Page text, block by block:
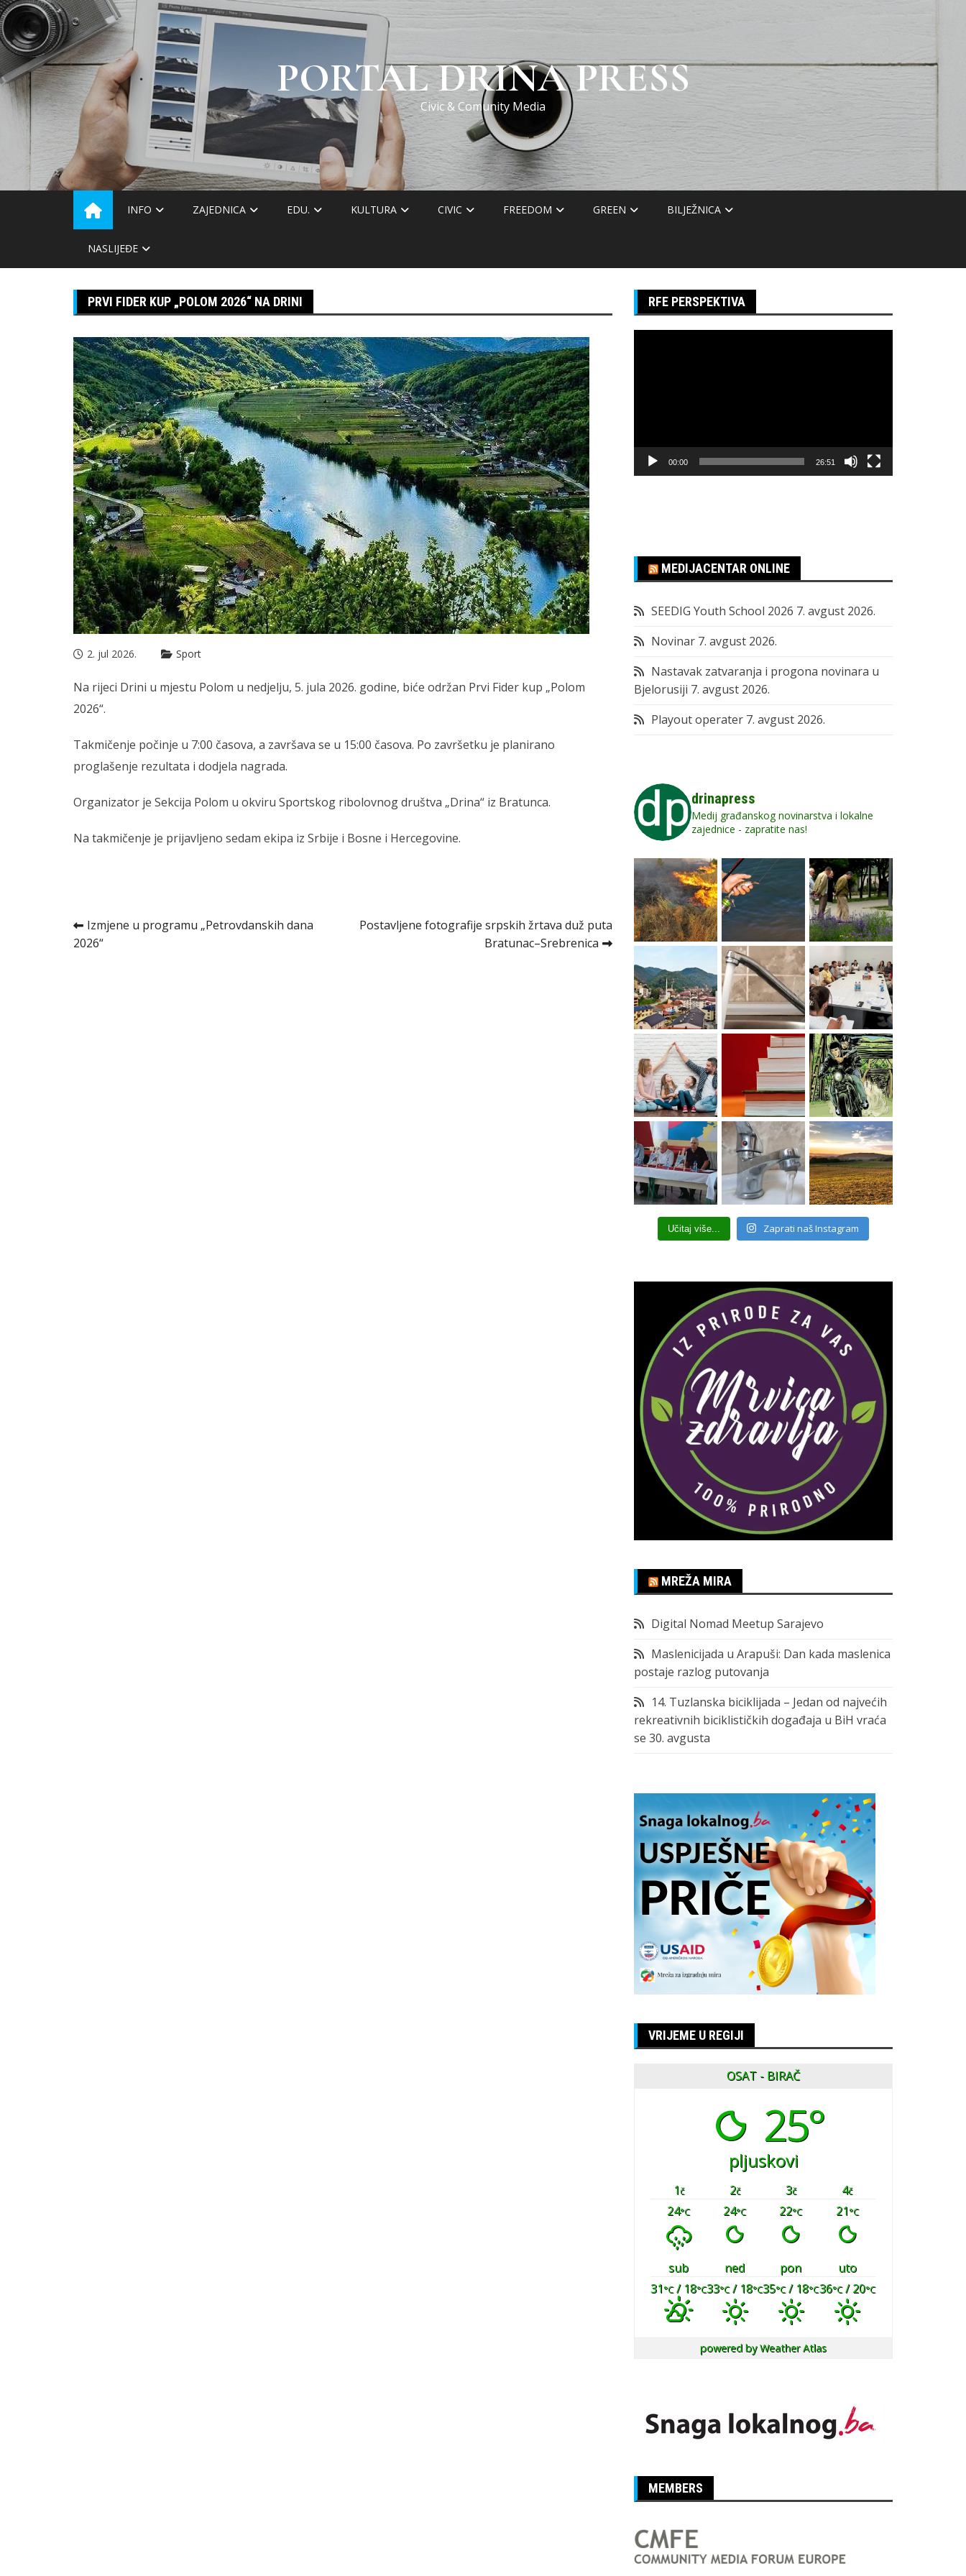
Skip
to
content
PORTAL DRINA PRESS
Civic & Comunity Media
INFO ZAJEDNICA EDU. KULTURA CIVIC FREEDOM GREEN BILJEŽNICA
NASLIJEĐE
PRVI FIDER KUP „POLOM 2026“ NA DRINI
2. jul 2026. Sport
Na rijeci Drini u mjestu Polom u nedjelju, 5. jula 2026. godine, biće održan Prvi Fider kup „Polom
2026“.
Takmičenje počinje u 7:00 časova, a završava se u 15:00 časova. Po završetku je planirano
proglašenje rezultata i dodjela nagrada.
Organizator je Sekcija Polom u okviru Sportskog ribolovnog društva „Drina“ iz Bratunca.
Na takmičenje je prijavljeno sedam ekipa iz Srbije i Bosne i Hercegovine.
Kretanje
Izmjene u programu „Petrovdanskih dana
2026“
Postavljene fotografije srpskih žrtava duž puta
Bratunac–Srebrenica
RFE PERSPEKTIVA
00:00 26:51
MEDIJACENTAR ONLINE
SEEDIG Youth School 2026 7. avgust 2026.
Novinar 7. avgust 2026.
Nastavak zatvaranja i progona novinara u
Bjelorusiji 7. avgust 2026.
Playout operater 7. avgust 2026.
drinapress
Medij građanskog novinarstva i lokalne
zajednice - zapratite nas!
Učitaj više... Zaprati naš Instagram
MREŽA MIRA
Digital Nomad Meetup Sarajevo
Maslenicijada u Arapuši: Dan kada maslenica
postaje razlog putovanja
14. Tuzlanska biciklijada – Jedan od najvećih
rekreativnih biciklističkih događaja u BiH vraća
se 30. avgusta
VRIJEME U REGIJI
OSAT - BIRAČ
25°
pljuskovi
1č 2č 3č 4č
24°C 24°C 22°C 21°C
sub ned pon
uto
31°C/ 18°C33°C/ 18°C35°C/ 18°C36°C/ 20°C
powered byWeather Atlas
MEMBERS